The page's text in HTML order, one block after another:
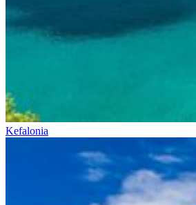
Kefalonia